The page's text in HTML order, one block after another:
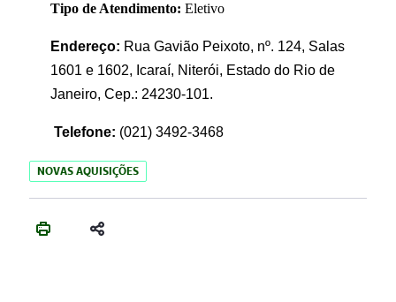
Tipo de Atendimento: Eletivo
Endereço: Rua Gavião Peixoto, nº. 124, Salas
1601 e 1602, Icaraí, Niterói, Estado do Rio de
Janeiro, Cep.: 24230-101.
Telefone: (021) 3492-3468
NOVAS AQUISIÇÕES